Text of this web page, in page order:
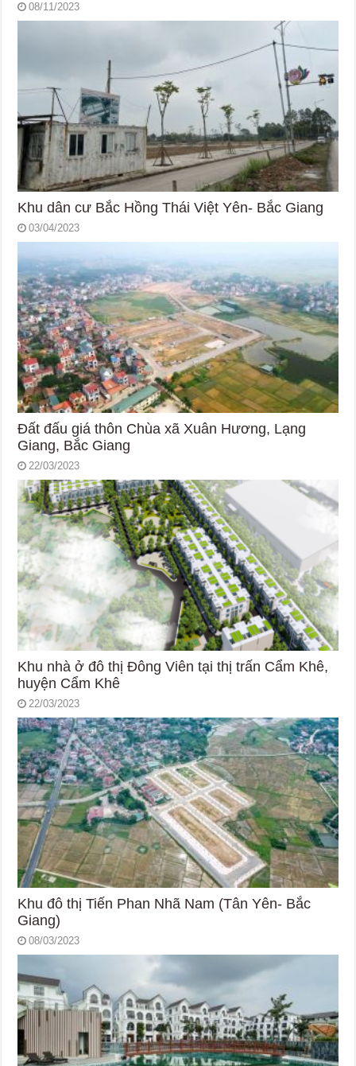
08/11/2023
Khu dân cư Bắc Hồng Thái Việt Yên- Bắc Giang
03/04/2023
Đất đấu giá thôn Chùa xã Xuân Hương, Lạng
Giang, Bắc Giang
22/03/2023
Khu nhà ở đô thị Đông Viên tại thị trấn Cẩm Khê,
huyện Cẩm Khê
22/03/2023
Khu đô thị Tiến Phan Nhã Nam (Tân Yên- Bắc
Giang)
08/03/2023